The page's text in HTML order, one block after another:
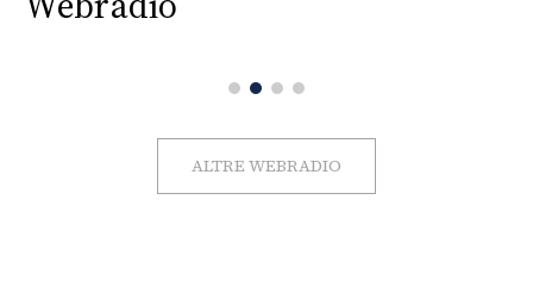
ALTRE WEBRADIO